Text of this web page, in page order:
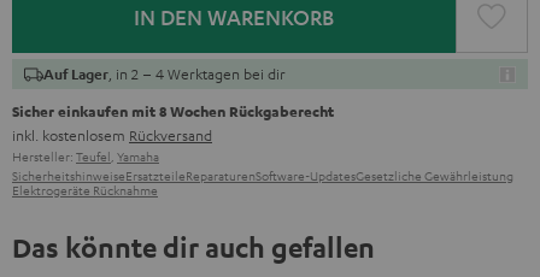
IN DEN WARENKORB
Auf Lager , in 2 – 4 Werktagen bei dir
Sicher einkaufen mit 8 Wochen Rückgaberecht
inkl. kostenlosem Rückversand
Hersteller: Teufel, Yamaha
SicherheitshinweiseErsatzteileReparaturenSoftware-UpdatesGesetzliche Gewährleistung
Elektrogeräte Rücknahme
Das könnte dir auch gefallen